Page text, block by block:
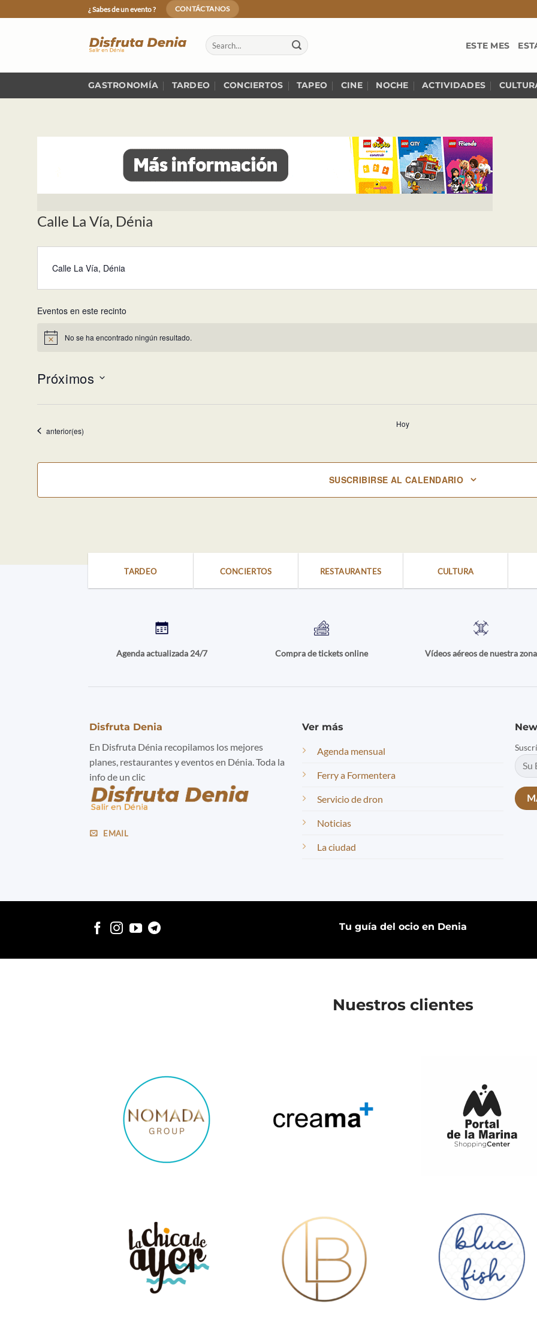
to
¿ Sabes de un evento ? CONTÁCTANOS
ESTE MES
GASTRONOMÍA TARDEO CONCIERTOS TAPEO CINE NOCHE ACTIVIDADES
Calle La Vía, Dénia
Calle La Vía, Dénia
Eventos en este recinto
Aviso No se ha encontrado ningún resultado.
Próximos
fecha.
Eventos
anterior(es)
Hoy
SUSCRIBIRSE AL CALENDARIO
TARDEO CONCIERTOS RESTAURANTES CULTURA
Agenda actualizada 24/7 Compra de tickets online Vídeos aéreos de nuestra zona
Disfruta Denia
En Disfruta Dénia recopilamos los mejores
planes, restaurantes y eventos en Dénia. Toda la
info de un clic
EMAIL
Ver más
Agenda mensual
Ferry a Formentera
Servicio de dron
Noticias
La ciudad
Tu guía del ocio en Denia
Nuestros clientes